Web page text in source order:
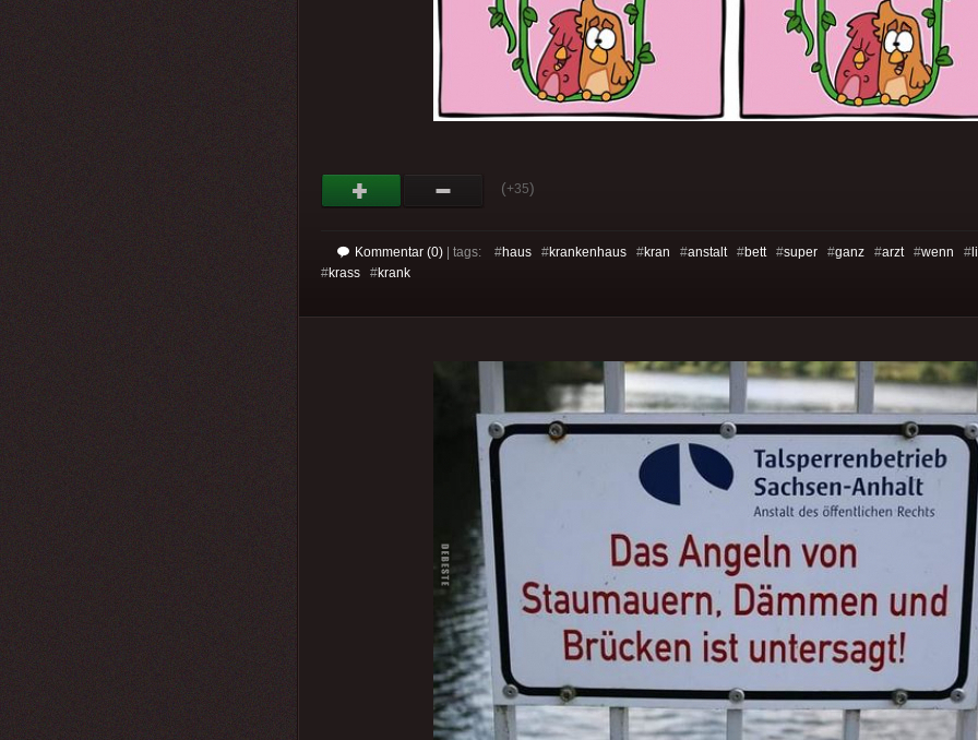
(+35)
Kommentar (0) | tags: #haus #krankenhaus #kran #anstalt#bett#super #ganz #arzt#wenn #
#krass #krank